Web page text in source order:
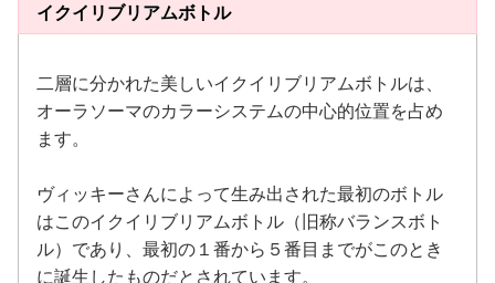
イクイリブリアムボトル
二層に分かれた美しいイクイリブリアムボトルは、
オーラソーマのカラーシステムの中心的位置を占め
ます。
ヴィッキーさんによって生み出された最初のボトル
はこのイクイリブリアムボトル（旧称バランスボト
ル）であり、最初の１番から５番目までがこのとき
に誕生したものだとされています。